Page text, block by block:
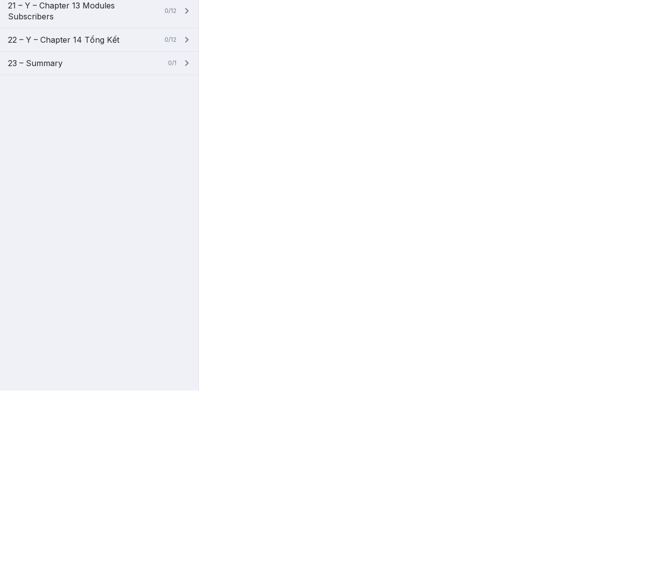
21 – Y – Chapter 13 Modules
Subscribers
0/12
22 – Y – Chapter 14 Tổng Kết 0/12
23 – Summary 0/1